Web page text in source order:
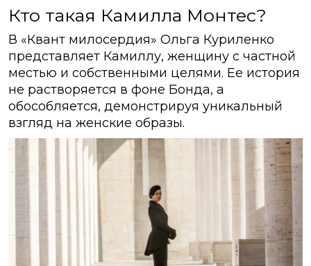
Кто такая Камилла Монтес?
В «Квант милосердия» Ольга Куриленко
представляет Камиллу, женщину с частной
местью и собственными целями. Ее история
не растворяется в фоне Бонда, а
обособляется, демонстрируя уникальный
взгляд на женские образы.